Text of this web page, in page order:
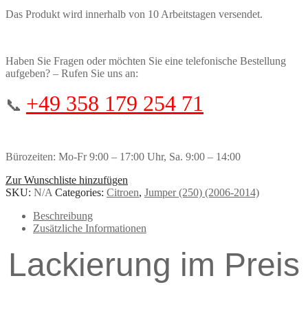
Das Produkt wird innerhalb von 10 Arbeitstagen versendet.
Haben Sie Fragen oder möchten Sie eine telefonische Bestellung
aufgeben? – Rufen Sie uns an:
📞 +49 358 179 254 71
Bürozeiten: Mo-Fr 9:00 – 17:00 Uhr, Sa. 9:00 – 14:00
Zur Wunschliste hinzufügen
SKU: N/A Categories: Citroen, Jumper (250) (2006-2014)
Beschreibung
Zusätzliche Informationen
Lackierung im Preis